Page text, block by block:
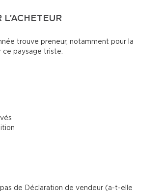
trouve preneur, notamment pour la
ce paysage triste.
pas de Déclaration de vendeur (a-t-elle